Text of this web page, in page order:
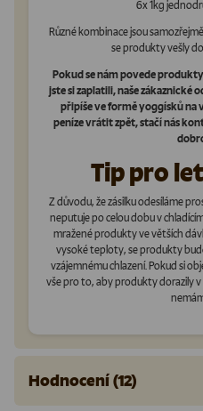
6x 1kg
Různé kombinace jsou
se produkty vešly
Pokud se nám povede
jste si zaplatili, naše
připíše ve formě yoggísků na
peníze vrátit zpět, stačí nás
Tip pro
Z důvodu, že zásilku odesíláme
neputuje po celou dobu v
mražené produkty ve větších
vysoké teploty, se produkty
vzájemnému chlazení. Pokud si
vše pro to, aby produkty dorazily v
Hodnocení (12)